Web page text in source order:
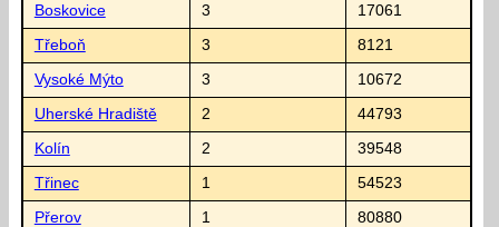
Boskovice 3 17061
Třeboň 3 8121
Vysoké Mýto 3 10672
Uherské Hradiště 2 44793
Kolín 2 39548
Třinec 1 54523
Přerov 1 80880